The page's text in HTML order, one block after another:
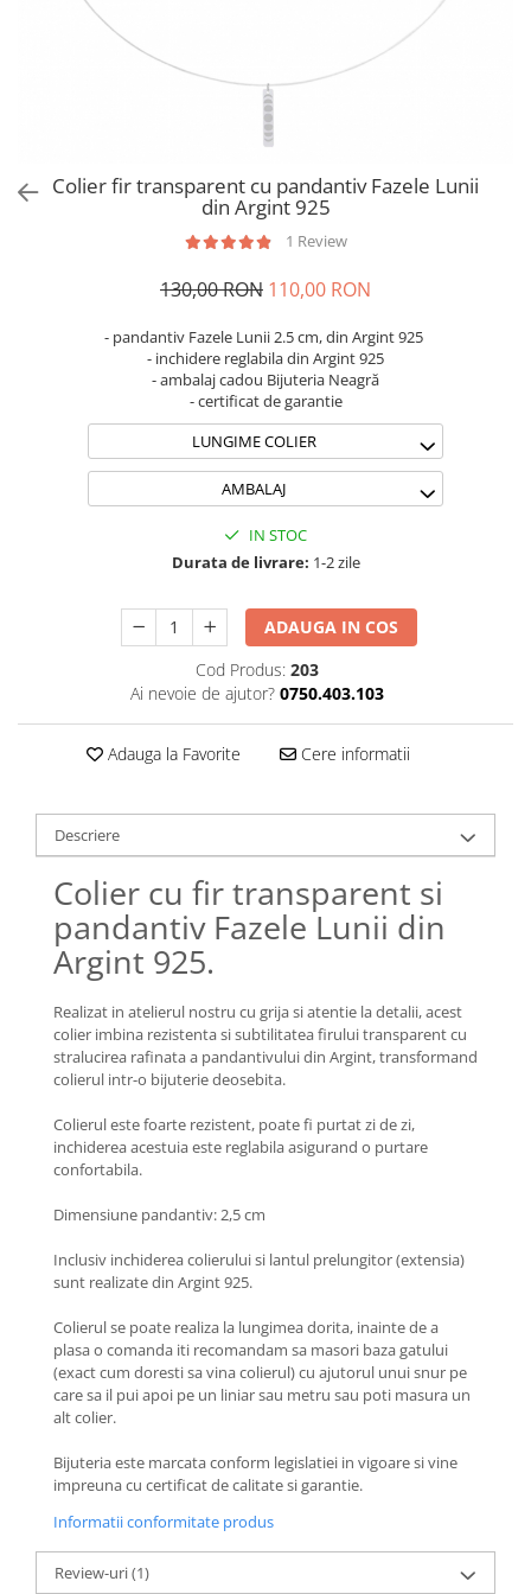
Coliere Transparente cu Cruce
Coliere Transparente cu Stea
Coliere Transparente cu Soare
Coliere Transparente cu Semilună
Coliere Transparente cu Initiale
Coliere Transparente cu Flori
Coliere Transparente cu Molecule
Coliere Transparente Diverse
Lănțișoare cu Inimioare
Lănțișoare cu Cruce
Lănțișoare cu Stea
Lănțișoare cu Semilună
Lănțișoare cu Animale
Lănțișoare cu Molecule
Lănțișoare cu Pietre Naturale
Lănțișoare Argint Diverse
COLIERE CU PERLE
Coliere cu Perle Preciosa
COLIERE ȘNUR REGLABIL
Coliere cu Inimioare
Coliere cu Cruce
Coliere cu Stea
Coliere cu Soare
Coliere cu Semilună
Coliere cu Zodii
Coliere cu Flori
Coliere cu Molecule
Coliere Diverse
Brățări din Aur cu șnur reglabil
Brățări din Argint cu șnur reglabil
BRĂȚĂRI CU PIETRE SEMIPREȚIOASE
Brățări din Aur cu pietre
semiprețioase
Brățări din Argint cu pietre
Brățări elastice cu pietre
semiprețioase
BRĂȚĂRI DE PICIOR
Brățări de picior din Aur
Brățări de picior din Argint
Brățări din Argint cu pietre
semiprețioase
Brățări elastice cu pietre
Colier fir transparent cu pandantiv Fazele Lunii
din Argint 925
1 Review
130,00 RON 110,00 RON
- pandantiv Fazele Lunii 2.5 cm, din Argint 925
- inchidere reglabila din Argint 925
- ambalaj cadou Bijuteria Neagră
- certificat de garantie
LUNGIME COLIER
AMBALAJ
IN STOC
Durata de livrare: 1-2 zile
ADAUGA IN COS
Cod Produs: 203
Ai nevoie de ajutor? 0750.403.103
Adauga la Favorite Cere informatii
Descriere
Colier cu fir transparent si
pandantiv Fazele Lunii din
Argint 925.
Realizat in atelierul nostru cu grija si atentie la detalii, acest
colier imbina rezistenta si subtilitatea firului transparent cu
stralucirea rafinata a pandantivului din Argint, transformand
colierul intr-o bijuterie deosebita.
Colierul este foarte rezistent, poate fi purtat zi de zi,
inchiderea acestuia este reglabila asigurand o purtare
confortabila.
Dimensiune pandantiv: 2,5 cm
Inclusiv inchiderea colierului si lantul prelungitor (extensia)
sunt realizate din Argint 925.
Colierul se poate realiza la lungimea dorita, inainte de a
plasa o comanda iti recomandam sa masori baza gatului
(exact cum doresti sa vina colierul) cu ajutorul unui snur pe
care sa il pui apoi pe un liniar sau metru sau poti masura un
alt colier.
Bijuteria este marcata conform legislatiei in vigoare si vine
impreuna cu certificat de calitate si garantie.
Informatii conformitate produs
Review-uri(1)